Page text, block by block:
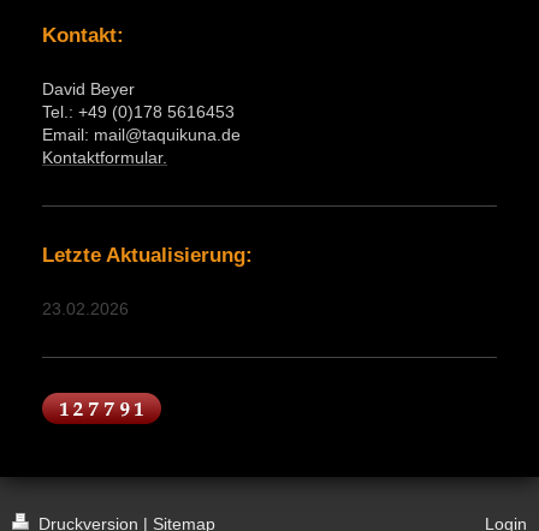
Kontakt:
David Beyer
Tel.: +49 (0)178 5616453
Email: mail@taquikuna.de
Kontaktformular.
Letzte Aktualisierung:
23.02.2026
Druckversion | Sitemap Login